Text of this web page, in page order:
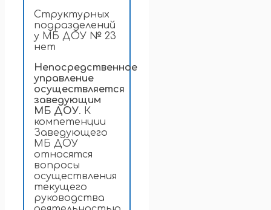
Структурных
подразделений
у МБ ДОУ № 23
нет
Непосредственное
управление
осуществляется
заведующим
МБ ДОУ. К
компетенции
Заведующего
МБ ДОУ
относятся
вопросы
осуществления
текущего
руководства